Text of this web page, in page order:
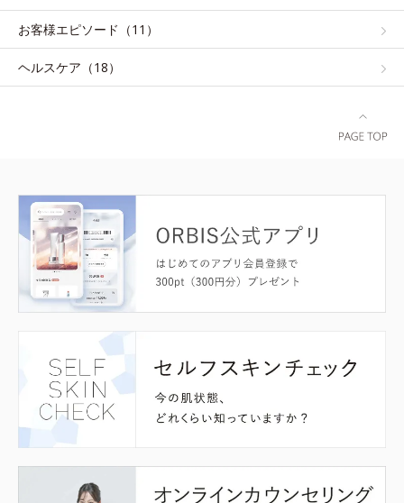
お客様エピソード（11）
ヘルスケア（18）